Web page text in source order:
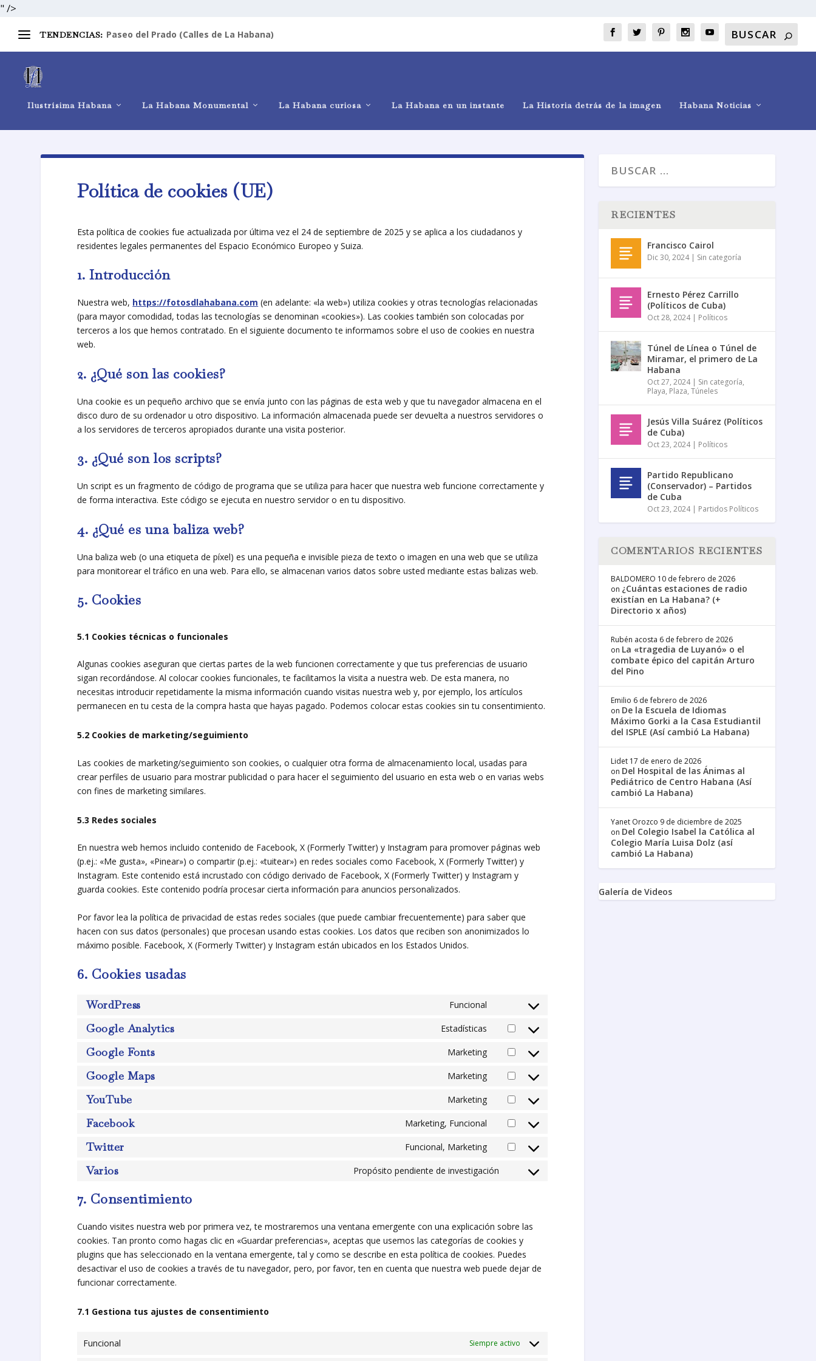
" />
TENDENCIAS: Paseo del Prado (Calles de La Habana)
Ilustrísima Habana La Habana Monumental La Habana curiosa La Habana en un instante La Historia detrás de la imagen Habana Noticias
Política de cookies (UE)
Esta política de cookies fue actualizada por última vez el 24 de septiembre de 2025 y se aplica a los ciudadanos y
residentes legales permanentes del Espacio Económico Europeo y Suiza.
1. Introducción
Nuestra web, https://fotosdlahabana.com (en adelante: «la web») utiliza cookies y otras tecnologías relacionadas
(para mayor comodidad, todas las tecnologías se denominan «cookies»). Las cookies también son colocadas por
terceros a los que hemos contratado. En el siguiente documento te informamos sobre el uso de cookies en nuestra
web.
2. ¿Qué son las cookies?
Una cookie es un pequeño archivo que se envía junto con las páginas de esta web y que tu navegador almacena en el
disco duro de su ordenador u otro dispositivo. La información almacenada puede ser devuelta a nuestros servidores o
a los servidores de terceros apropiados durante una visita posterior.
3. ¿Qué son los scripts?
Un script es un fragmento de código de programa que se utiliza para hacer que nuestra web funcione correctamente y
de forma interactiva. Este código se ejecuta en nuestro servidor o en tu dispositivo.
4. ¿Qué es una baliza web?
Una baliza web (o una etiqueta de píxel) es una pequeña e invisible pieza de texto o imagen en una web que se utiliza
para monitorear el tráfico en una web. Para ello, se almacenan varios datos sobre usted mediante estas balizas web.
5. Cookies
5.1 Cookies técnicas o funcionales
Algunas cookies aseguran que ciertas partes de la web funcionen correctamente y que tus preferencias de usuario
sigan recordándose. Al colocar cookies funcionales, te facilitamos la visita a nuestra web. De esta manera, no
necesitas introducir repetidamente la misma información cuando visitas nuestra web y, por ejemplo, los artículos
permanecen en tu cesta de la compra hasta que hayas pagado. Podemos colocar estas cookies sin tu consentimiento.
5.2 Cookies de marketing/seguimiento
Las cookies de marketing/seguimiento son cookies, o cualquier otra forma de almacenamiento local, usadas para
crear perfiles de usuario para mostrar publicidad o para hacer el seguimiento del usuario en esta web o en varias webs
con fines de marketing similares.
5.3 Redes sociales
En nuestra web hemos incluido contenido de Facebook, X (Formerly Twitter) y Instagram para promover páginas web
(p.ej.: «Me gusta», «Pinear») o compartir (p.ej.: «tuitear») en redes sociales como Facebook, X (Formerly Twitter) y
Instagram. Este contenido está incrustado con código derivado de Facebook, X (Formerly Twitter) y Instagram y
guarda cookies. Este contenido podría procesar cierta información para anuncios personalizados.
Por favor lea la política de privacidad de estas redes sociales (que puede cambiar frecuentemente) para saber que
hacen con sus datos (personales) que procesan usando estas cookies. Los datos que reciben son anonimizados lo
máximo posible. Facebook, X (Formerly Twitter) y Instagram están ubicados en los Estados Unidos.
6. Cookies usadas
WordPress Funcional
service
Google Analytics Estadísticas
Consent
service
analytics
Google Fonts Marketing
Consent
service
fonts
Google Maps Marketing
Consent
service
maps
YouTube Marketing
Consent
service
Facebook Marketing, Funcional
Consent
Twitter Funcional, Marketing
Consent
to
Varios Propósito pendiente de investigación
Consent
varios
7. Consentimiento
Cuando visites nuestra web por primera vez, te mostraremos una ventana emergente con una explicación sobre las
cookies. Tan pronto como hagas clic en «Guardar preferencias», aceptas que usemos las categorías de cookies y
plugins que has seleccionado en la ventana emergente, tal y como se describe en esta política de cookies. Puedes
desactivar el uso de cookies a través de tu navegador, pero, por favor, ten en cuenta que nuestra web puede dejar de
funcionar correctamente.
7.1 Gestiona tus ajustes de consentimiento
Funcional Siempre activo
RECIENTES
Francisco Cairol
Dic 30, 2024| Sin categoría
Ernesto Pérez Carrillo
(Políticos de Cuba)
Oct 28, 2024| Políticos
Túnel de Línea o Túnel de
Miramar, el primero de La
Habana
Oct 27, 2024| Sin categoría,
Playa, Plaza,Túneles
Jesús Villa Suárez (Políticos
de Cuba)
Oct 23, 2024| Políticos
Partido Republicano
(Conservador) – Partidos
de Cuba
Oct 23, 2024| Partidos Políticos
COMENTARIOS RECIENTES
BALDOMERO 10 de febrero de 2026
on ¿Cuántas estaciones de radio
existían en La Habana? (+
Directorio x años)
Rubén acosta 6 de febrero de 2026
on La «tragedia de Luyanó» o el
combate épico del capitán Arturo
del Pino
Emilio 6 de febrero de 2026
on De la Escuela de Idiomas
Máximo Gorki a la Casa Estudiantil
del ISPLE (Así cambió La Habana)
Lidet 17 de enero de 2026
on Del Hospital de las Ánimas al
Pediátrico de Centro Habana (Así
cambió La Habana)
Yanet Orozco 9 de diciembre de 2025
on Del Colegio Isabel la Católica al
Colegio María Luisa Dolz (así
cambió La Habana)
Galería de Videos